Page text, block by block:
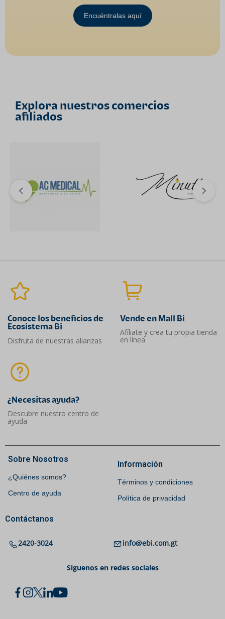
Encuéntralas aquí
Explora nuestros comercios
afiliados
Conoce los beneficios de
Ecosistema Bi
Disfruta de nuestras alianzas
Vende en Mall Bi
Afíliate y crea tu propia tienda
en línea
¿Necesitas ayuda?​
Descubre nuestro centro de
ayuda
Sobre Nosotros
¿Quiénes somos?
Centro de ayuda
Información
Términos y condiciones
Política de privacidad
Contáctanos
2420-3024 info@ebi.com.gt
Síguenos en redes sociales